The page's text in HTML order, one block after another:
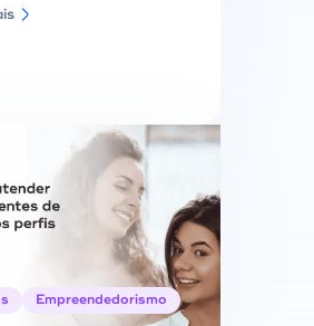
Empreendedorismo